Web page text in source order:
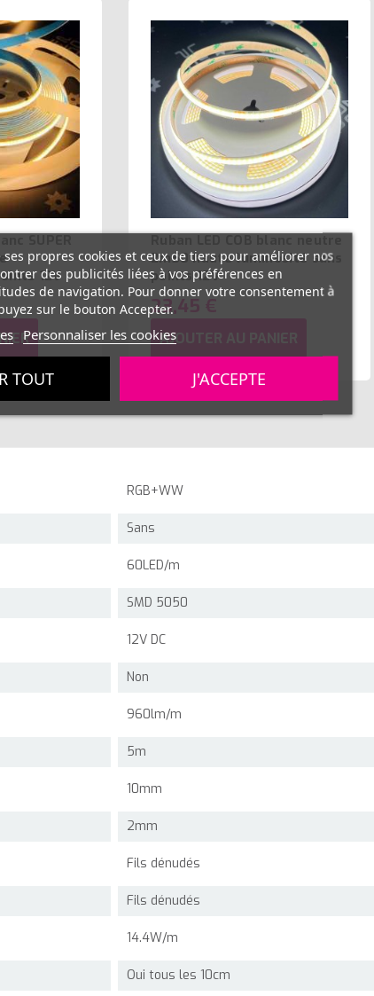
12V
2m50 haute luminosité sans
points 12V
23,45 €
AJOUTER AU PANIER
RGB+WW
Sans
60LED/m
SMD 5050
12V DC
Non
960lm/m
5m
10mm
2mm
Fils dénudés
Fils dénudés
14.4W/m
Oui tous les 10cm
ses propres cookies et ceux de tiers pour améliorer nos
des publicités liées à vos préférences en
de navigation. Pour donner votre consentement à
sur le bouton Accepter.
Personnaliser les cookies
TOUT J'ACCEPTE